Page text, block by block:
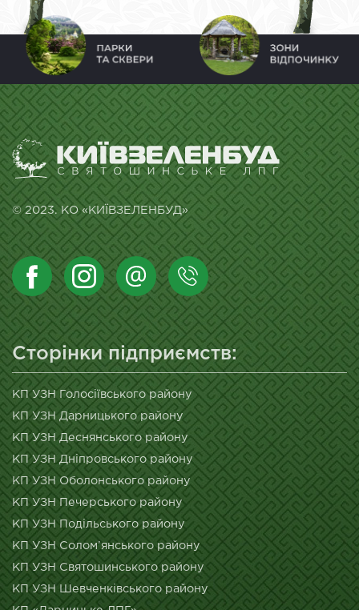
© 2023. КО «КИЇВЗЕЛЕНБУД»
Сторінки підприємств:
КП УЗН Голосіївського району
КП УЗН Дарницького району
КП УЗН Деснянського району
КП УЗН Дніпровського району
КП УЗН Оболонського району
КП УЗН Печерського району
КП УЗН Подільського району
КП УЗН Солом’янського району
КП УЗН Святошинського району
КП УЗН Шевченківського району